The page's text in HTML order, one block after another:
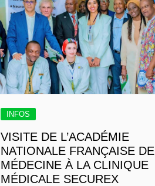
INFOS
VISITE DE L’ACADÉMIE
NATIONALE FRANÇAISE DE
MÉDECINE À LA CLINIQUE
MÉDICALE SECUREX